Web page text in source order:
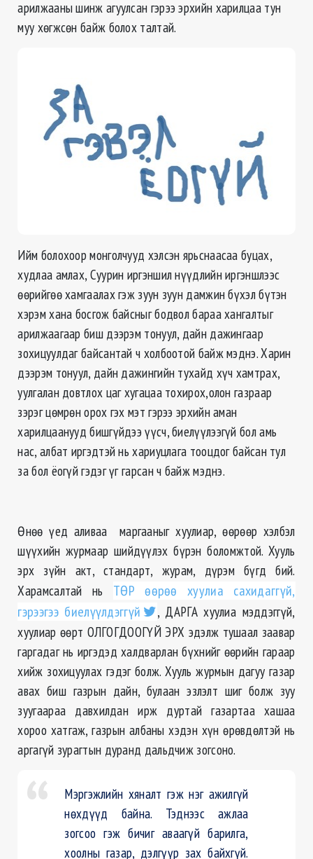
арилжааны шинж агуулсан гэрээ эрхийн харилцаа тун
муу хөгжсөн байж болох талтай.
Ийм болохоор монголчууд хэлсэн ярьснаасаа буцах,
худлаа амлах, Суурин иргэншил нүүдлийн иргэншлээс
өөрийгөө хамгаалах гэж зуун зуун дамжин бүхэл бүтэн
хэрэм хана босгож байсныг бодвол бараа хангалтыг
арилжаагаар биш дээрэм тонуул, дайн дажингаар
зохицуулдаг байсантай ч холбоотой байж мэднэ. Харин
дээрэм тонуул, дайн дажингийн тухайд хүч хамтрах,
уулгалан довтлох цаг хугацаа тохирох,олон газраар
зэрэг цөмрөн орох гэх мэт гэрээ эрхийн аман
харилцаанууд бишгүйдээүүсч, биелүүлээгүй бол амь
нас, албат иргэдтэй нь хариуцлага тооцдог байсан тул
за бол ёогүй гэдэг үг гарсан ч байж мэднэ.
Өнөө үед аливаа маргааныг хуулиар, өөрөөр хэлбэл
шүүхийн журмаар шийдүүлэх бүрэн боломжтой. Хууль
эрх зүйн акт, стандарт, журам, дүрэм бүгд бий.
Харамсалтай нь ТӨР өөрөө хуулиа сахидаггүй,
гэрээгээ биелүүлдэггүй
, ДАРГА хуулиа мэддэггүй,
хуулиар өөрт ОЛГОГДООГҮЙ ЭРХ эдэлж тушаал заавар
гаргадаг нь иргэдэд халдварлан бүхнийг өөрийн гараар
хийж зохицуулах гэдэг болж. Хууль журмын дагуу газар
авах биш газрын дайн, булаанэзлэлт шиг болж зуу
зуугаараа давхилдан ирж дуртай газартаа хашаа
хороо хатгаж, газрын албаны хэдэн хүн өрөвдөлтэй нь
аргагүй зурагтын дуранд дальдчиж зогсоно.
Мэргэжлийн хяналт гэж нэг ажилгүй
нөхдүүд байна. Тэднээс ажлаа
зогсоо гэж бичиг аваагүй барилга,
хоолны газар, дэлгүүр зах байхгүй.